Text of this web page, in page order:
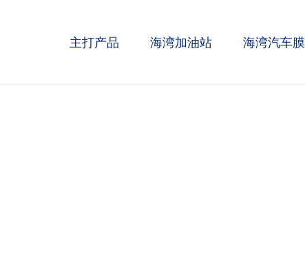
主打产品 海湾加油站 海湾汽车膜